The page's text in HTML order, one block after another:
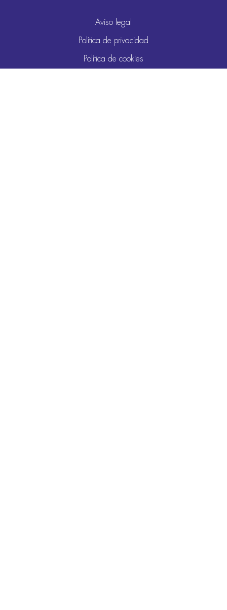
Aviso legal
Política de privacidad
Política de cookies